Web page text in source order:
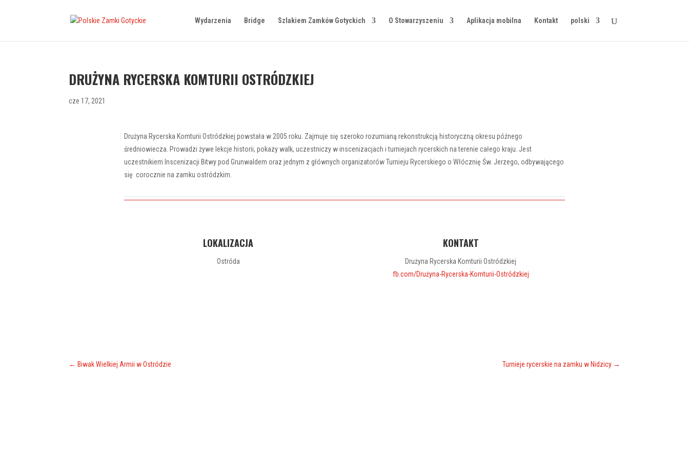
Wydarzenia Bridge Szlakiem Zamków Gotyckich O Stowarzyszeniu Aplikacja mobilna Kontakt polski
DRUŻYNA RYCERSKA KOMTURII OSTRÓDZKIEJ
cze 17, 2021
Drużyna Rycerska Komturii Ostródzkiej powstała w 2005 roku. Zajmuje się szeroko rozumianą rekonstrukcją historyczną okresu późnego
średniowiecza. Prowadzi żywe lekcje historii, pokazy walk, uczestniczy w inscenizacjach i turniejach rycerskich na terenie całego kraju. Jest
uczestnikiem Inscenizacji Bitwy pod Grunwaldem oraz jednym z głównych organizatorów Turnieju Rycerskiego o Włócznię Św. Jerzego, odbywającego
się corocznie na zamku ostródzkim.
LOKALIZACJA
Ostróda
KONTAKT
Drużyna Rycerska Komturii Ostródzkiej
fb.com/Drużyna-Rycerska-Komturii-Ostródzkiej
← Biwak Wielkiej Armii w Ostródzie Turnieje rycerskie na zamku w Nidzicy→